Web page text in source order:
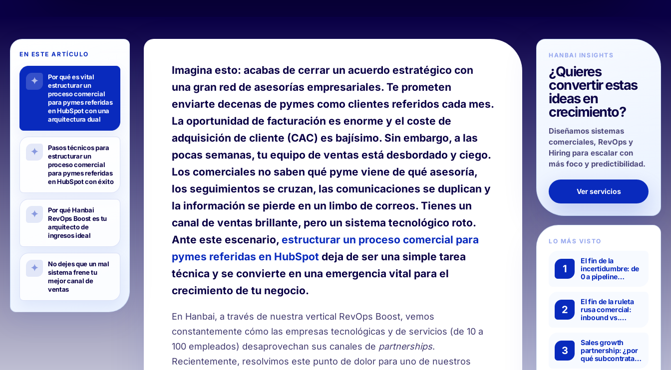
EN ESTE ARTÍCULO
Por qué es vital
estructurar un
proceso comercial
para pymes referidas
en HubSpot con una
arquitectura dual
Pasos técnicos para
estructurar un
proceso comercial
para pymes referidas
en HubSpot con éxito
Por qué Hanbai
RevOps Boost es tu
arquitecto de
ingresos ideal
No dejes que un mal
sistema frene tu
mejor canal de
ventas
Imagina esto: acabas de cerrar un acuerdo estratégico con
una gran red de asesorías empresariales. Te prometen
enviarte decenas de pymes como clientes referidos cada mes.
La oportunidad de facturación es enorme y el coste de
adquisición de cliente (CAC) es bajísimo. Sin embargo, a las
pocas semanas, tu equipo de ventas está desbordado y ciego.
Los comerciales no saben qué pyme viene de qué asesoría,
los seguimientos se cruzan, las comunicaciones se duplican y
la información se pierde en un limbo de correos. Tienes un
canal de ventas brillante, pero un sistema tecnológico roto.
Ante este escenario, estructurar un proceso comercial para
pymes referidas en HubSpot deja de ser una simple tarea
técnica y se convierte en una emergencia vital para el
crecimiento de tu negocio.
En Hanbai, a través de nuestra vertical RevOps Boost, vemos
constantemente cómo las empresas tecnológicas y de servicios (de 10 a
100 empleados) desaprovechan sus canales de partnerships.
Recientemente, resolvimos este punto de dolor para uno de nuestros
HANBAI INSIGHTS
¿Quieres
convertir estas
ideas en
crecimiento?
Diseñamos sistemas
comerciales, RevOps y
Hiring para escalar con
más foco y predictibilidad.
Ver servicios
LO MÁS VISTO
1
El fin de la
incertidumbre: de
0 a pipeline
Hanbai para
transformar tus
resultados
2
El fin de la ruleta
rusa comercial:
inbound vs.
crear una
estrategia de
crecimiento
diversificada
3
Sales growth
partnership: ¿por
qué subcontratar